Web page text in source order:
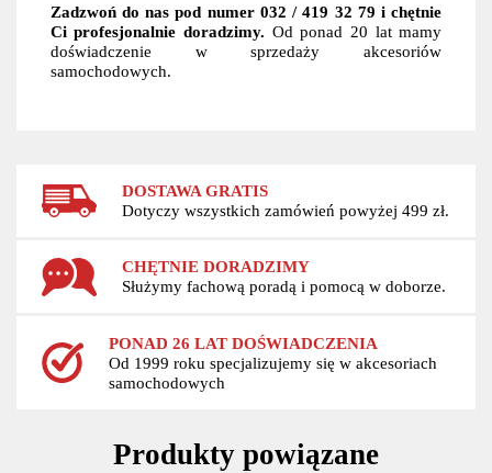
Zadzwoń do nas pod numer 032 / 419 32 79 i chętnie
Ci profesjonalnie doradzimy. Od ponad 20 lat mamy
doświadczenie w sprzedaży akcesoriów
samochodowych.
DOSTAWA GRATIS
Dotyczy wszystkich zamówień powyżej 499 zł.
CHĘTNIE DORADZIMY
Służymy fachową poradą i pomocą w doborze.
PONAD 26 LAT DOŚWIADCZENIA
Od 1999 roku specjalizujemy się w akcesoriach
samochodowych
Produkty powiązane